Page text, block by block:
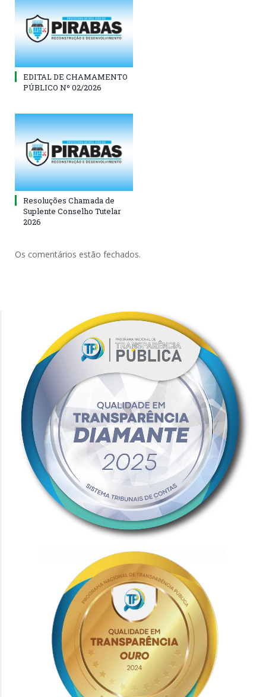
EDITAL DE CHAMAMENTO
PÚBLICO Nº 02/2026
Resoluções Chamada de
Suplente Conselho Tutelar
2026
Os comentários estão fechados.